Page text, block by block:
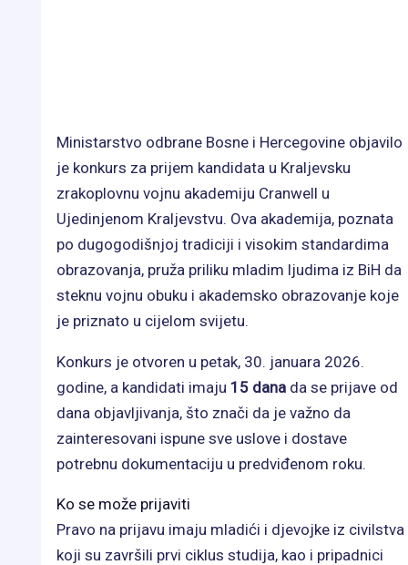
Ministarstvo odbrane Bosne i Hercegovine objavilo
je konkurs za prijem kandidata u Kraljevsku
zrakoplovnu vojnu akademiju Cranwell u
Ujedinjenom Kraljevstvu. Ova akademija, poznata
po dugogodišnjoj tradiciji i visokim standardima
obrazovanja, pruža priliku mladim ljudima iz BiH da
steknu vojnu obuku i akademsko obrazovanje koje
je priznato u cijelom svijetu.
Konkurs je otvoren u petak, 30. januara 2026.
godine, a kandidati imaju 15 dana da se prijave od
dana objavljivanja, što znači da je važno da
zainteresovani ispune sve uslove i dostave
potrebnu dokumentaciju u predviđenom roku.
Ko se može prijaviti
Pravo na prijavu imaju mladići i djevojke iz civilstva
koji su završili prvi ciklus studija, kao i pripadnici